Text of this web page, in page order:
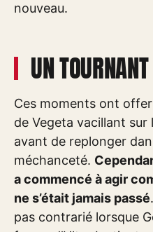
nouveau.
UN
Ces moments ont
de Vegeta vacillant
avant de replonger
méchanceté.
a commencé à agir
ne s’était jamais passé
pas contrarié lorsque